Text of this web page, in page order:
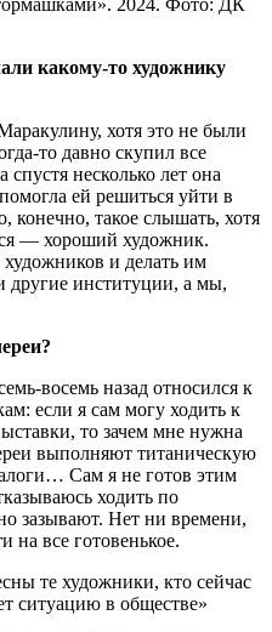
какому-то художнику
хотя это не были
то давно скупил все
несколько лет она
ей решиться уйти в
такое слышать, хотя
— хороший художник.
и делать им
другие институции, а мы,
восемь назад относился к
если я сам могу ходить к
то зачем мне нужна
выполняют титаническую
Сам я не готов этим
ходить по
зазывают. Нет ни времени,
все готовенькое.